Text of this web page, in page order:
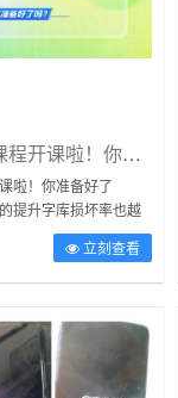
第二期字库修复课程开课啦！你准备好了没？
啦！你准备好了
升字库损坏率也越
字库修复课程第二期
晨曦，踏着秋风，共
立刻查看